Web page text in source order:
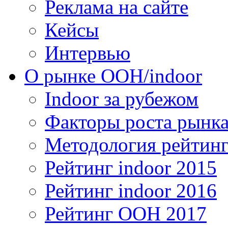
Реклама на сайте
Кейсы
Интервью
О рынке OOH/indoor
Indoor за рубежом
Факторы роста
Методология
Рейтинг indoor 2015
Рейтинг indoor 2016
Рейтинг OOH 2017